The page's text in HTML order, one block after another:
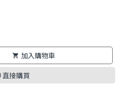
加入購物車
直接購買